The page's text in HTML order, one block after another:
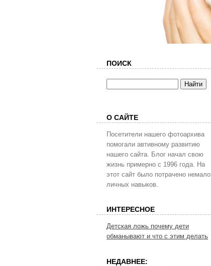
ПОИСК
О САЙТЕ
Посетители нашего фотоархива
помогали автивному развитию
нашего сайта. Блог начал свою
жизнь примерно с 1996 года. На
этот сайт было потрачено немало
личных навыков.
ИНТЕРЕСНОЕ
Детская ложь почему дети
обманывают и что с этим делать
НЕДАВНЕЕ: